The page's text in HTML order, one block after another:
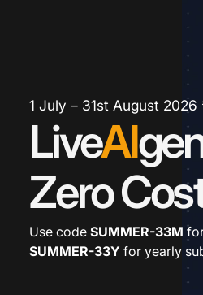
1 July – 31st August 2026
LiveAI
Zero
Use code SUMMER-33M
SUMMER-33Y for yearly